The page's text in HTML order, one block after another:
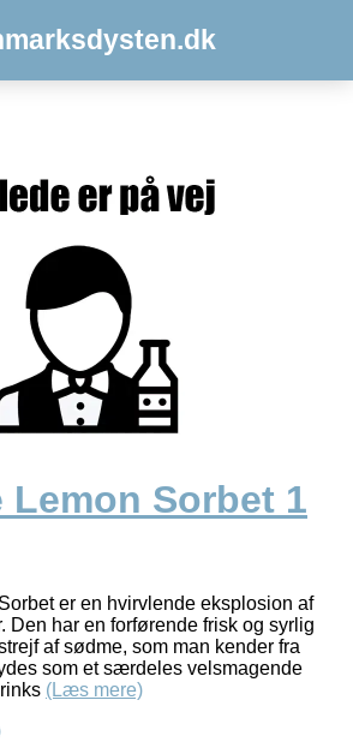
Lemon Sorbet 1
er en hvirvlende eksplosion af
Den har en forførende frisk og syrlig
af sødme, som man kender fra
som et særdeles velsmagende
(Læs mere)